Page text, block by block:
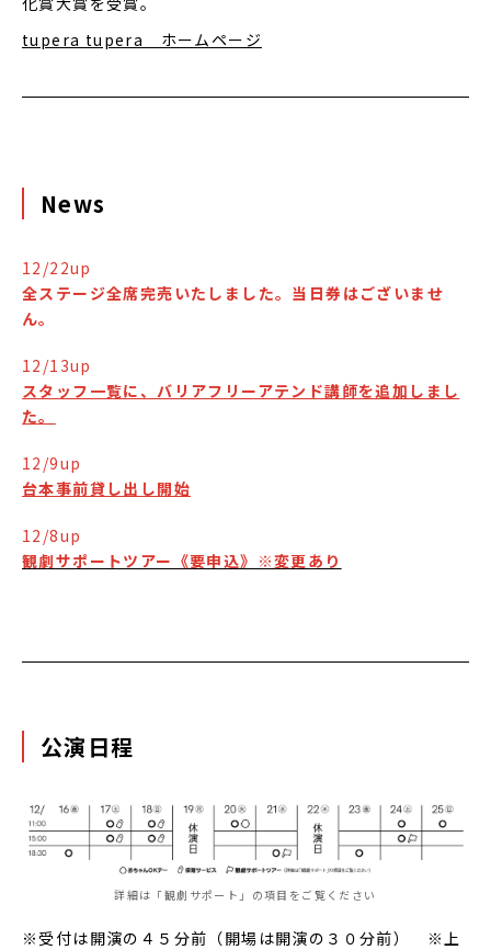
tupera tupera ホームページ
News
12/22up
全ステージ全席完売いたしました。当日券はございませ
ん。
12/13up
スタッフ一覧に、バリアフリーアテンド講師を追加しまし
た。
12/9up
台本事前貸し出し開始
12/8up
観劇サポートツアー《要申込》※変更あり
公演日程
詳細は「観劇サポート」の項目をご覧ください
※受付は開演の４５分前（開場は開演の３０分前） ※上